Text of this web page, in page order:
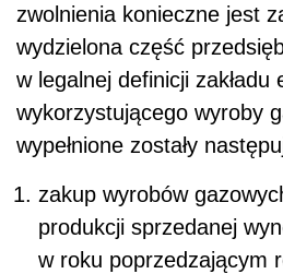
zwolnienia konieczne jest
wydzielona część
w legalnej definicji zakładu
wykorzystującego wyroby
wypełnione zostały
zakup wyrobów
produkcji sprzedanej
w roku poprzedzającym